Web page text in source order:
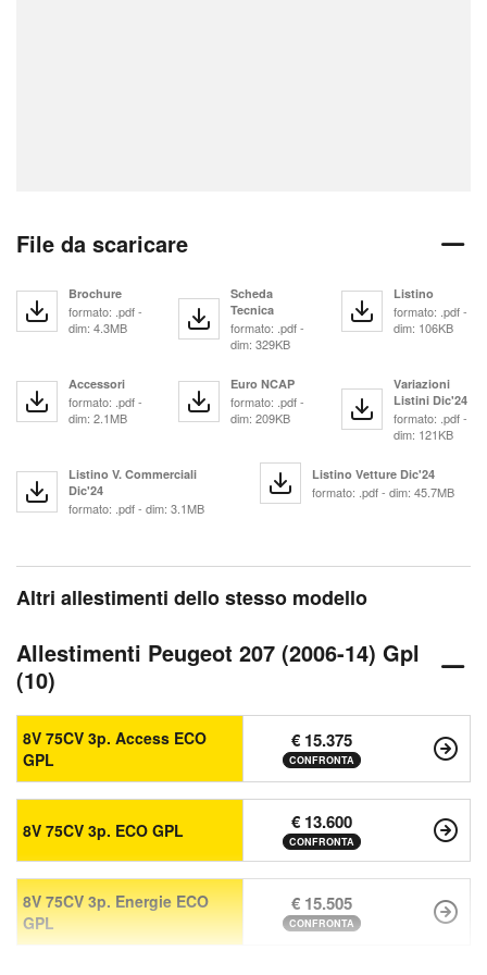
File da scaricare
Brochure
formato: .pdf -
dim: 4.3MB
Scheda
Tecnica
formato: .pdf -
dim: 329KB
Listino
formato: .pdf -
dim: 106KB
Accessori
formato: .pdf -
dim: 2.1MB
Euro NCAP
formato: .pdf -
dim: 209KB
Variazioni
Listini Dic'24
formato: .pdf -
dim: 121KB
Listino V. Commerciali
Dic'24
formato: .pdf - dim: 3.1MB
Listino Vetture Dic'24
formato: .pdf - dim: 45.7MB
Altri allestimenti dello stesso modello
Allestimenti Peugeot 207 (2006-14) Gpl
(10)
8V 75CV 3p. Access ECO
GPL
€ 15.375
CONFRONTA
8V 75CV 3p. ECO GPL € 13.600
CONFRONTA
8V 75CV 3p. Energie ECO
GPL
€ 15.505
CONFRONTA